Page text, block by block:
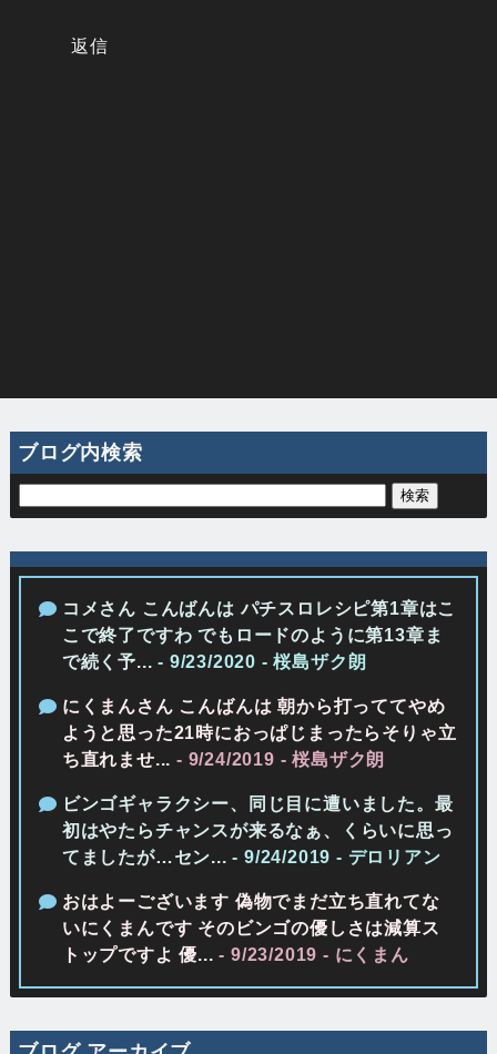
返信
ブログ内検索
コメさん こんばんは パチスロレシピ第1章はこ
こで終了ですわ でもロードのように第13章ま
で続く予... - 9/23/2020 - 桜島ザク朗
にくまんさん こんばんは 朝から打っててやめ
ようと思った21時におっぱじまったらそりゃ立
ち直れませ... - 9/24/2019 - 桜島ザク朗
ビンゴギャラクシー、同じ目に遭いました。最
初はやたらチャンスが来るなぁ、くらいに思っ
てましたが…セン... - 9/24/2019 - デロリアン
おはよーございます 偽物でまだ立ち直れてな
いにくまんです そのビンゴの優しさは減算ス
トップですよ 優... - 9/23/2019 - にくまん